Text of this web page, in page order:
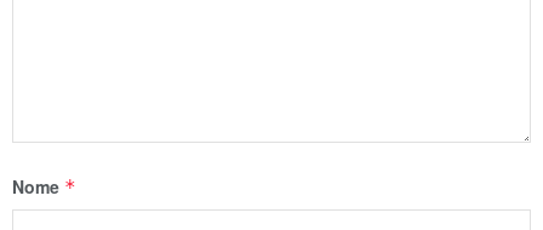
Nome *